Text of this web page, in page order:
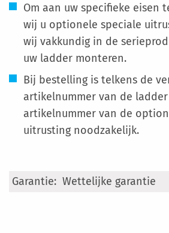
Om aan uw specifieke eisen
wij u optionele speciale
wij vakkundig in de
uw ladder monteren.
Bij bestelling is telkens de
artikelnummer van de
artikelnummer van de
uitrusting noodzakelijk.
Meer
Wettelijke garantie